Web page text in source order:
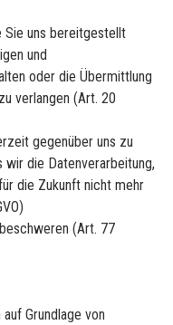
Sie uns bereitgestellt
und
oder die Übermittlung
verlangen (Art. 20
gegenüber uns zu
die Datenverarbeitung,
die Zukunft nicht mehr
(Art. 77
Grundlage von